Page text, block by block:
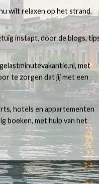
wilt relaxen op het strand,
instapt, door de blogs,
met
te zorgen dat jij met een
hotels en appartementen
boeken, met hulp van het